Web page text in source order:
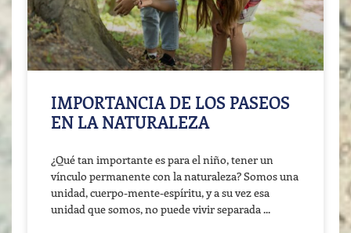
IMPORTANCIA DE LOS PASEOS
EN LA NATURALEZA
¿Qué tan importante es para el niño, tener un
vínculo permanente con la naturaleza? Somos una
unidad, cuerpo-mente-espíritu, y a su vez esa
unidad que somos, no puede vivir separada